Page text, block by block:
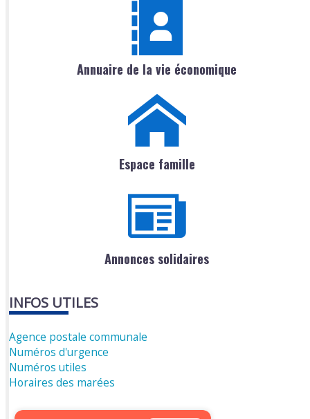
Annuaire de la vie économique
Espace famille
Annonces solidaires
INFOS UTILES
Agence postale communale
Numéros d'urgence
Numéros utiles
Horaires des marées